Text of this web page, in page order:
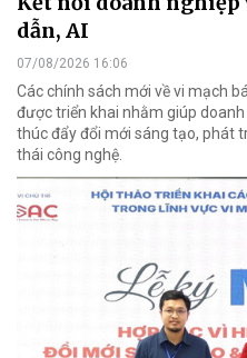
dẫn, AI
07/08/2026 16:06
Các chính sách mới về vi mạch
được triển khai nhằm giúp
thúc đẩy đổi mới sáng tạo, phát
thái công nghệ.